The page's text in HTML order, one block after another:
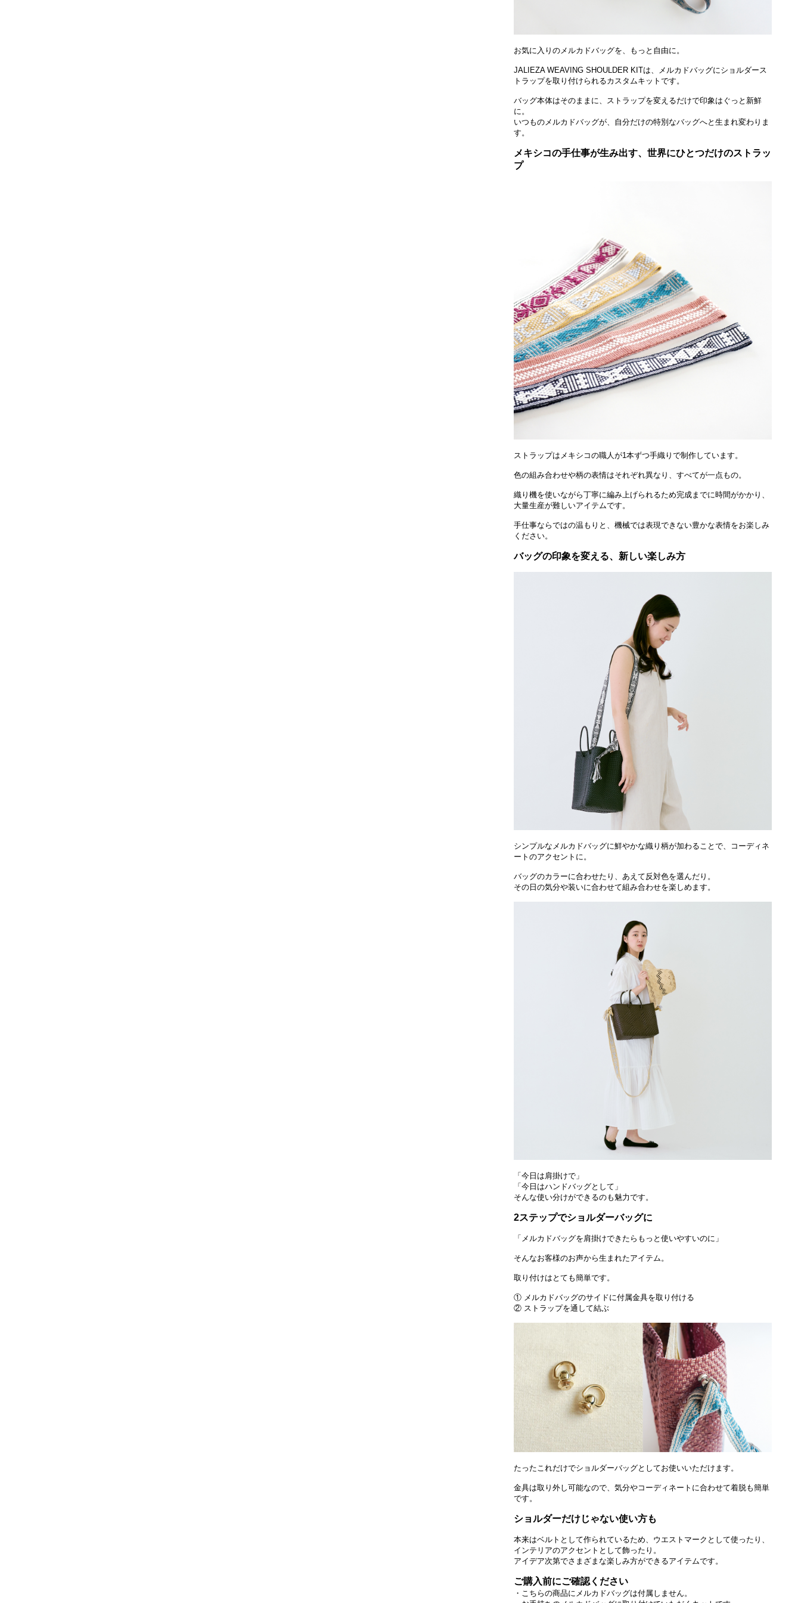
お気に入りのメルカドバッグを、もっと自由に。
JALIEZA WEAVING SHOULDER KITは、メルカドバッグにショルダース
トラップを取り付けられるカスタムキットです。
バッグ本体はそのままに、ストラップを変えるだけで印象はぐっと新鮮
に。
いつものメルカドバッグが、自分だけの特別なバッグへと生まれ変わりま
す。
メキシコの手仕事が生み出す、世界にひとつだけのストラッ
プ
ストラップはメキシコの職人が1本ずつ手織りで制作しています。
色の組み合わせや柄の表情はそれぞれ異なり、すべてが一点もの。
織り機を使いながら丁寧に編み上げられるため完成までに時間がかかり、
大量生産が難しいアイテムです。
手仕事ならではの温もりと、機械では表現できない豊かな表情をお楽しみ
ください。
バッグの印象を変える、新しい楽しみ方
シンプルなメルカドバッグに鮮やかな織り柄が加わることで、コーディネ
ートのアクセントに。
バッグのカラーに合わせたり、あえて反対色を選んだり。
その日の気分や装いに合わせて組み合わせを楽しめます。
「今日は肩掛けで」
「今日はハンドバッグとして」
そんな使い分けができるのも魅力です。
2ステップでショルダーバッグに
「メルカドバッグを肩掛けできたらもっと使いやすいのに」
そんなお客様のお声から生まれたアイテム。
取り付けはとても簡単です。
① メルカドバッグのサイドに付属金具を取り付ける
② ストラップを通して結ぶ
たったこれだけでショルダーバッグとしてお使いいただけます。
金具は取り外し可能なので、気分やコーディネートに合わせて着脱も簡単
です。
ショルダーだけじゃない使い方も
本来はベルトとして作られているため、ウエストマークとして使ったり、
インテリアのアクセントとして飾ったり。
アイデア次第でさまざまな楽しみ方ができるアイテムです。
ご購入前にご確認ください
・こちらの商品にメルカドバッグは付属しません。